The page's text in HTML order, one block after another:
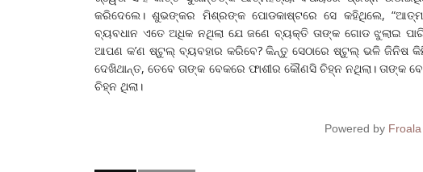
କରିଦେଲେ। ଶୁଭଙ୍କର ମିଶ୍ରଙ୍କ ପୋଡକାଷ୍ଟରେ ସେ କହିଥିଲେ,
ବ୍ୟବଧାନ ଏତେ ଅଧିକ ନଥିଲା ଯେ ଜଣେ ବ୍ୟକ୍ତି ତାଙ୍କ ଗୋଡ ଝୁଲାଇ
ଆପଣ କ’ଣ ଷ୍ଟୁଲ୍ ବ୍ୟବହାର କରିବେ? କିନ୍ତୁ ସେଠାରେ ଷ୍ଟୁଲ୍ ଭଳି ଜିନିଷ
ଦେଖିଥାନ୍ତ, ତେବେ ତାଙ୍କ ବେକରେ ଫାଶୀର କୌଣସି ଚିହ୍ନ ନଥିଲା। ତାଙ୍କ
ଚିହ୍ନ ଥିଲା।
Powered by